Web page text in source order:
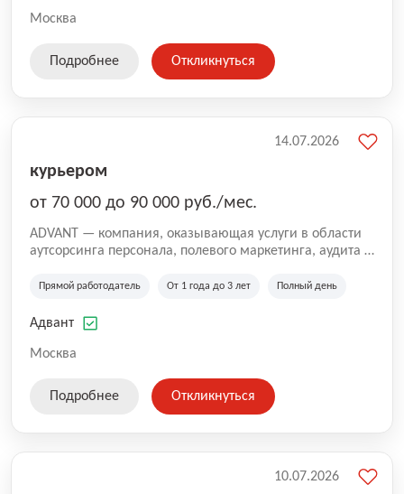
Москва
Подробнее Откликнуться
курьером
от 70 000 до 90 000 руб./мес.
ADVANT — компания, оказывающая услуги в области
аутсорсинга персонала, полевого маркетинга, аудита и
региональных клиентов. Мы работаем на рынке с
Казахстана и Беларуси, сотрудничая с компаниями из
Прямой работодатель От 1 года до 3 лет Полный день
Адвант
Москва
14.07.2026
Подробнее Откликнуться
10.07.2026